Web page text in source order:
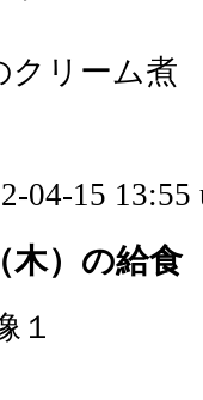
クリーム煮
04-15 13:55
木）の給食